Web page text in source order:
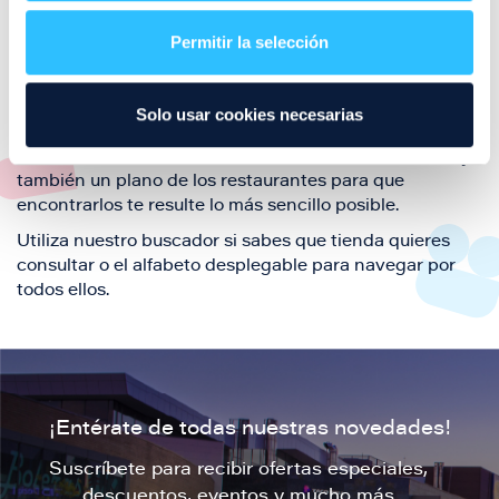
Permitir la selección
Solo usar cookies necesarias
también de nuestra oferta de ocio y shopping durante
tu visita.
El este directorio de restaurantes de Puerto Venecia
también un plano de los restaurantes para que
encontrarlos te resulte lo más sencillo posible.
Utiliza nuestro buscador si sabes que tienda quieres
consultar o el alfabeto desplegable para navegar por
todos ellos.
¡Entérate de todas nuestras novedades!
Suscríbete para recibir ofertas especiales,